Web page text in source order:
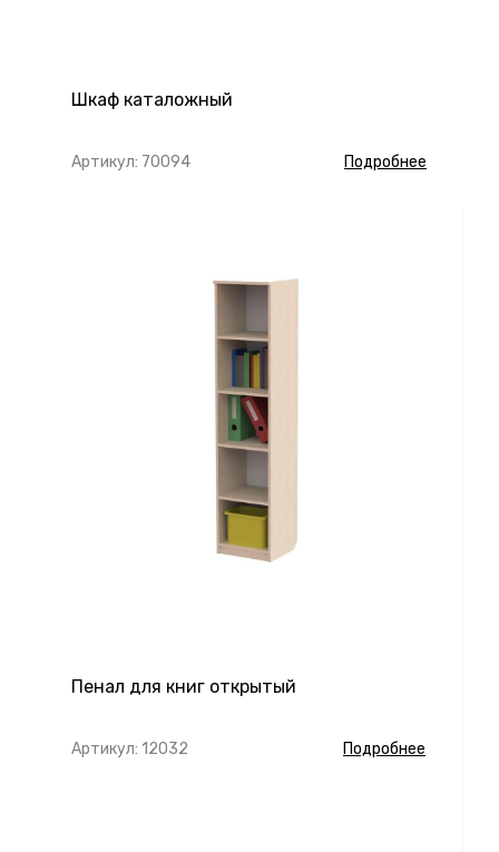
Шкаф каталожный
Артикул: 70094 Подробнее
Пенал для книг открытый
Артикул: 12032 Подробнее